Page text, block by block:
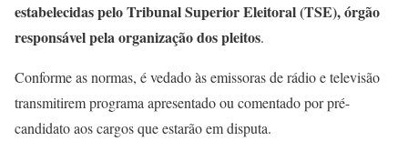
estabelecidas pelo Tribunal Superior Eleitoral (TSE), órgão
responsável pela organização dos pleitos.
Conforme as normas, é vedado às emissoras de rádio e televisão
transmitirem programa apresentado ou comentado por pré-
candidato aos cargos que estarão em disputa.